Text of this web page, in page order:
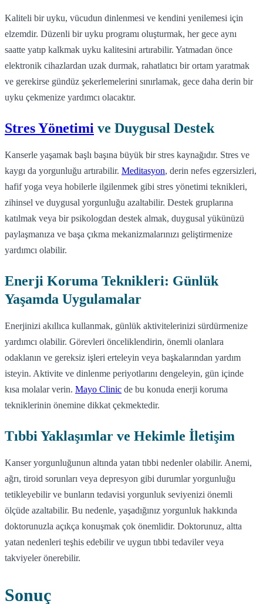
Kaliteli bir uyku, vücudun dinlenmesi ve kendini yenilemesi için
elzemdir. Düzenli bir uyku programı oluşturmak, her gece aynı
saatte yatıp kalkmak uyku kalitesini artırabilir. Yatmadan önce
elektronik cihazlardan uzak durmak, rahatlatıcı bir ortam yaratmak
ve gerekirse gündüz şekerlemelerini sınırlamak, gece daha derin bir
uyku çekmenize yardımcı olacaktır.
Stres Yönetimi ve Duygusal Destek
Kanserle yaşamak başlı başına büyük bir stres kaynağıdır. Stres ve
kaygı da yorgunluğu artırabilir. Meditasyon, derin nefes egzersizleri,
hafif yoga veya hobilerle ilgilenmek gibi stres yönetimi teknikleri,
zihinsel ve duygusal yorgunluğu azaltabilir. Destek gruplarına
katılmak veya bir psikologdan destek almak, duygusal yükünüzü
paylaşmanıza ve başa çıkma mekanizmalarınızı geliştirmenize
yardımcı olabilir.
Enerji Koruma Teknikleri: Günlük
Yaşamda Uygulamalar
Enerjinizi akıllıca kullanmak, günlük aktivitelerinizi sürdürmenize
yardımcı olabilir. Görevleri önceliklendirin, önemli olanlara
odaklanın ve gereksiz işleri erteleyin veya başkalarından yardım
isteyin. Aktivite ve dinlenme periyotlarını dengeleyin, gün içinde
kısa molalar verin. Mayo Clinic de bu konuda enerji koruma
tekniklerinin önemine dikkat çekmektedir.
Tıbbi Yaklaşımlar ve Hekimle İletişim
Kanser yorgunluğunun altında yatan tıbbi nedenler olabilir. Anemi,
ağrı, tiroid sorunları veya depresyon gibi durumlar yorgunluğu
tetikleyebilir ve bunların tedavisi yorgunluk seviyenizi önemli
ölçüde azaltabilir. Bu nedenle, yaşadığınız yorgunluk hakkında
doktorunuzla açıkça konuşmak çok önemlidir. Doktorunuz, altta
yatan nedenleri teşhis edebilir ve uygun tıbbi tedaviler veya
takviyeler önerebilir.
Sonuç